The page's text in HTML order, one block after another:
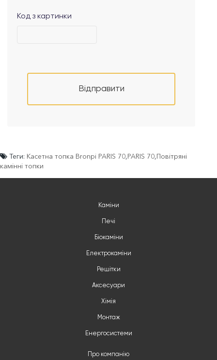
Код з картинки
Відправити
Теги: Касетна топка Bronpi PARIS 70,PARIS 70,Повітряні
камінні топки
Каміни
Печі
Біокаміни
Електрокаміни
Решітки
Аксесуари
Хімія
Монтаж
Енергосистеми
Про компанію